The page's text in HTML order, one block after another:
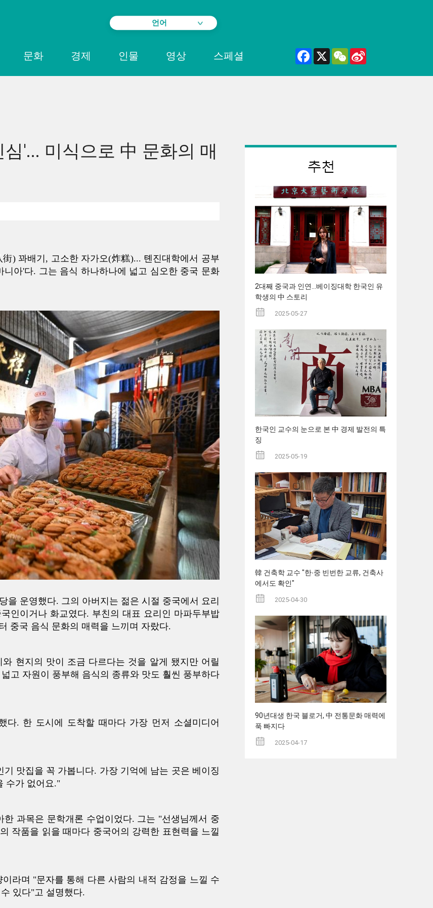
문화 경제 인물 영상 스페셜 Facebook
X WeChat
언어
'... 미식으로 中 문화의 매
) 꽈배기, 고소한 자가오(炸糕)... 톈진대학에서 공부
아'다. 그는 음식 하나하나에 넓고 심오한 중국 문화
을 운영했다. 그의 아버지는 젊은 시절 중국에서 요리
인이거나 화교였다. 부친의 대표 요리인 마파두부밥
중국 음식 문화의 매력을 느끼며 자랐다.
현지의 맛이 조금 다르다는 것을 알게 됐지만 어릴
고 자원이 풍부해 음식의 종류와 맛도 훨씬 풍부하다
다. 한 도시에 도착할 때마다 가장 먼저 소셜미디어
맛집을 꼭 가봅니다. 가장 기억에 남는 곳은 베이징
수가 없어요."
과목은 문학개론 수업이었다. 그는 "선생님께서 중
작품을 읽을 때마다 중국어의 강력한 표현력을 느낄
라며 "문자를 통해 다른 사람의 내적 감정을 느낄 수
있다"고 설명했다.
2대째 중국과 인연...베이징대학 한국인 유
학생의 中 스토리
2025-05-27
한국인 교수의 눈으로 본 中 경제 발전의 특
징
2025-05-19
韓 건축학 교수 "한∙중 빈번한 교류, 건축사
에서도 확인"
2025-04-30
90년대생 한국 블로거, 中 전통문화 매력에
푹 빠지다
2025-04-17